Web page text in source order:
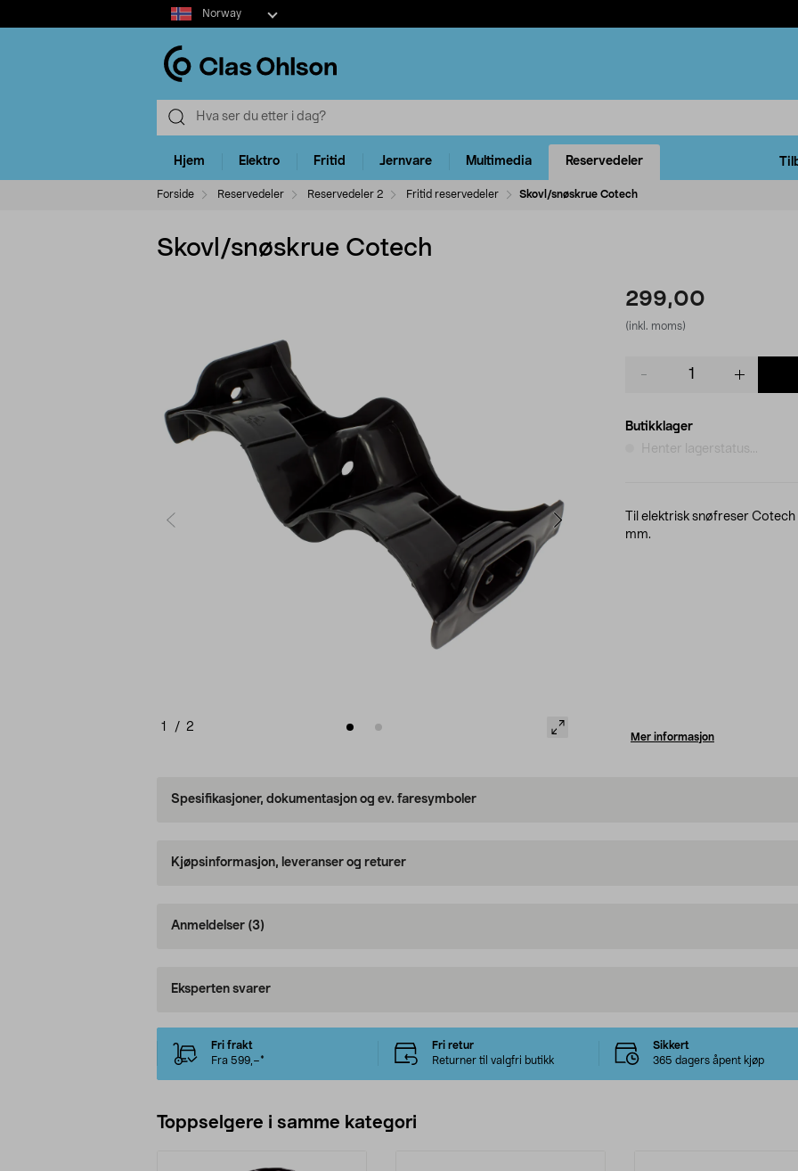
Select
market
Norway
Hjem Elektro Fritid Jernvare Multimedia Reservedeler
Forside Reservedeler Reservedeler 2 Fritid reservedeler Skovl/snøskrue Cotech
Skovl/snøskrue Cotech
1 / 2
299,00
(inkl. moms)
Butikklager
Henter lagerstatus...
Til elektrisk snøfreser
mm.
Mer informasjon
Spesifikasjoner, dokumentasjon og ev. faresymboler
Kjøpsinformasjon, leveranser og returer
Anmeldelser (3)
Eksperten svarer
Fri frakt
Fra 599,–*
Fri retur
Returner til valgfri butikk
Sikkert
365 dagers åpent kjøp
Toppselgere i samme kategori